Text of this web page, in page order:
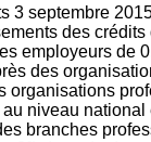
3 septembre
des
employeurs de
des
organisations
au niveau national
branches